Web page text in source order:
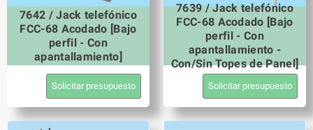
7642 / Jack telefónico
FCC-68 Acodado [Bajo
perfil - Con
apantallamiento]
Solicitar presupuesto
7639 / Jack telefónico
FCC-68 Acodado [Bajo
perfil - Con
apantallamiento -
Con/Sin Topes de Panel]
Solicitar presupuesto